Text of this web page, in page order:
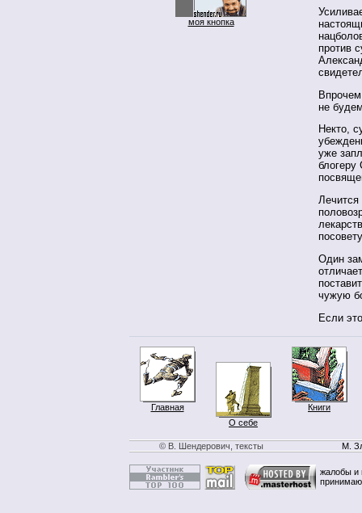
моя кнопка
против
не
Некто,
уже
блогеру
Лечится
Один
чужую
Если
Главная
О себе
Книги
© В. Шендерович, тексты М.
жалобы и